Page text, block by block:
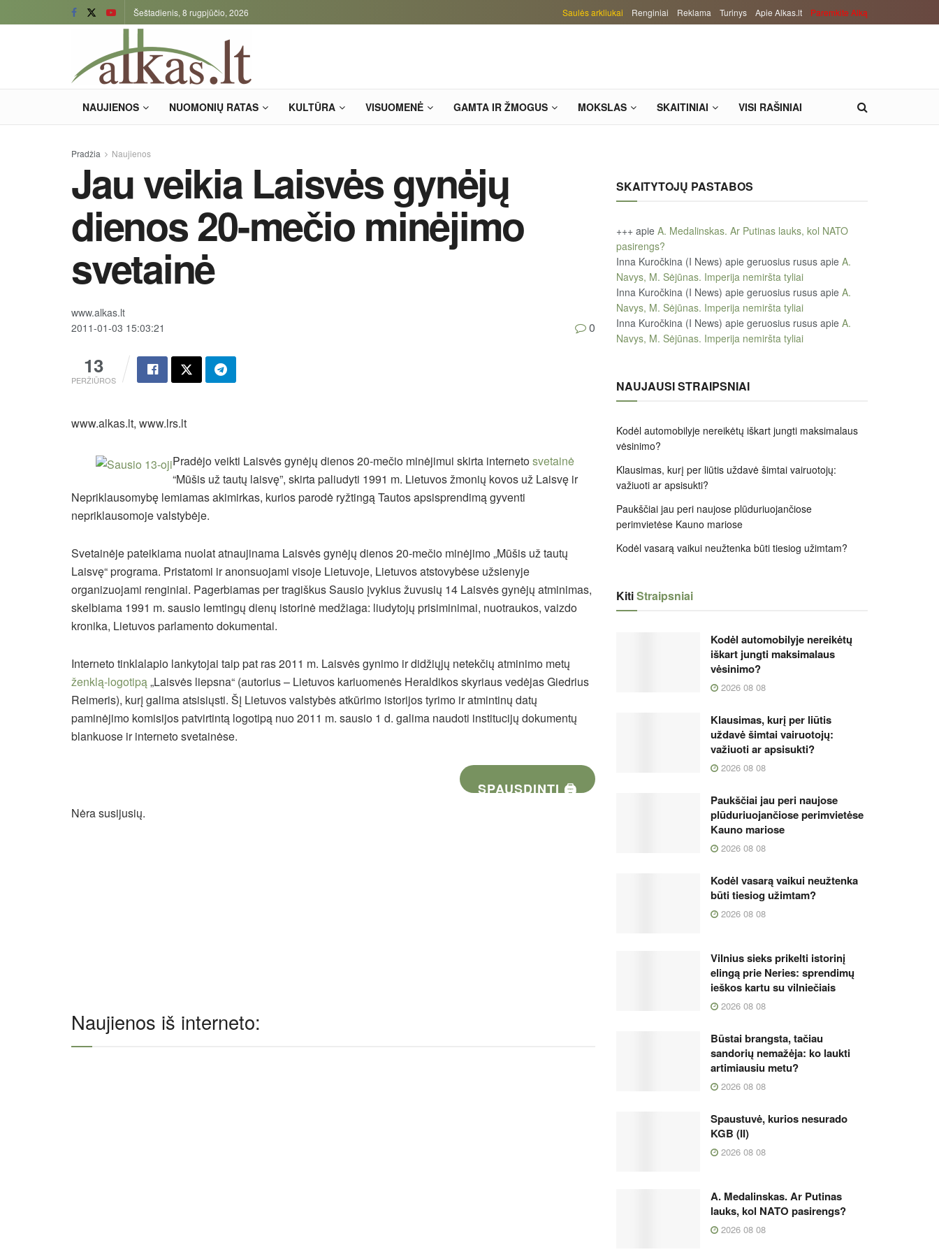
Šeštadienis, 8 rugpjūčio, 2026 Saulės arkliukai Renginiai Reklama Turinys Apie Alkas.lt Paremkite Alką
NAUJIENOS NUOMONIŲ RATAS KULTŪRA VISUOMENĖ GAMTA IR ŽMOGUS MOKSLAS SKAITINIAI VISI RAŠINIAI
Pradžia Naujienos
Jau veikia Laisvės gynėjų
dienos 20-mečio minėjimo
svetainė
www.alkas.lt
2011-01-03 15:03:21
13
PERŽIŪROS
0
www.alkas.lt, www.lrs.lt
Pradėjo veikti Laisvės gynėjų dienos 20-mečio minėjimui skirta internetosvetainė
“Mūšis už tautų laisvę”, skirta paliudyti 1991 m. Lietuvos žmonių kovos už Laisvę ir
Nepriklausomybę lemiamas akimirkas, kurios parodė ryžtingą Tautos apsisprendimą gyventi
nepriklausomoje valstybėje.
Svetainėje pateikiama nuolat atnaujinama Laisvės gynėjų dienos 20-mečio minėjimo „Mūšis už tautų
Laisvę“ programa. Pristatomi ir anonsuojami visoje Lietuvoje, Lietuvos atstovybėse užsienyje
organizuojami renginiai. Pagerbiamas per tragiškus Sausio įvykius žuvusių 14 Laisvės gynėjų atminimas,
skelbiama 1991 m. sausio lemtingų dienų istorinė medžiaga: liudytojų prisiminimai, nuotraukos, vaizdo
kronika, Lietuvos parlamento dokumentai.
Interneto tinklalapio lankytojai taip pat ras 2011 m. Laisvės gynimo ir didžiųjų netekčių atminimo metų
ženklą-logotipą„Laisvės liepsna“ (autorius – Lietuvos kariuomenės Heraldikos skyriaus vedėjas Giedrius
Reimeris), kurį galima atsisiųsti. Šį Lietuvos valstybės atkūrimo istorijos tyrimo ir atmintinų datų
paminėjimo komisijos patvirtintą logotipą nuo 2011 m. sausio 1 d. galima naudoti institucijų dokumentų
blankuose ir interneto svetainėse.
SPAUSDINTI 🖨
Nėra susijusių.
Naujienos iš interneto:
SKAITYTOJŲ PASTABOS
+++ apie A. Medalinskas. Ar Putinas lauks, kol NATO
pasirengs?
Inna Kuročkina (I News) apie geruosius rusus apie A.
Navys, M. Sėjūnas. Imperija nemiršta tyliai
Inna Kuročkina (I News) apie geruosius rusus apie A.
Navys, M. Sėjūnas. Imperija nemiršta tyliai
Inna Kuročkina (I News) apie geruosius rusus apie A.
Navys, M. Sėjūnas. Imperija nemiršta tyliai
NAUJAUSI STRAIPSNIAI
Kodėl automobilyje nereikėtų iškart jungti maksimalaus
vėsinimo?
Klausimas, kurį per liūtis uždavė šimtai vairuotojų:
važiuoti ar apsisukti?
Paukščiai jau peri naujose plūduriuojančiose
perimvietėse Kauno mariose
Kodėl vasarą vaikui neužtenka būti tiesiog užimtam?
KitiStraipsniai
Kodėl automobilyje nereikėtų
iškart jungti maksimalaus
vėsinimo?
2026 08 08
Klausimas, kurį per liūtis
uždavė šimtai vairuotojų:
važiuoti ar apsisukti?
2026 08 08
Paukščiai jau peri naujose
plūduriuojančiose perimvietėse
Kauno mariose
2026 08 08
Kodėl vasarą vaikui neužtenka
būti tiesiog užimtam?
2026 08 08
Vilnius sieks prikelti istorinį
elingą prie Neries: sprendimų
ieškos kartu su vilniečiais
2026 08 08
Būstai brangsta, tačiau
sandorių nemažėja: ko laukti
artimiausiu metu?
2026 08 08
Spaustuvė, kurios nesurado
KGB (II)
2026 08 08
A. Medalinskas. Ar Putinas
lauks, kol NATO pasirengs?
2026 08 08